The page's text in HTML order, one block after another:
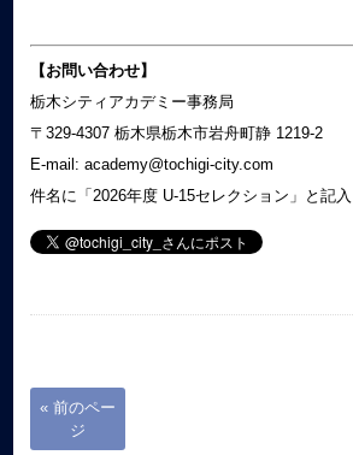
【お問い合わせ】
栃木シティアカデミー事務局
〒329-4307 栃木県栃木市岩舟町静 1219-2
E-mail: academy@tochigi-city.com
件名に「2026年度 U-15セレクション」と記入
« 前のペー
ジ